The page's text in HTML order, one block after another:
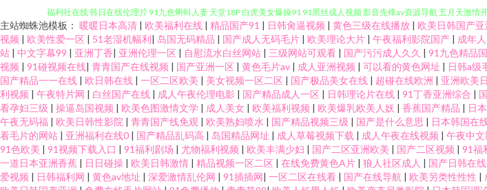
日干 影音先锋岛国资源 91看片看淫黄 wwwcom黄 成人不卡视频专区 91伊人资源站 精品www 国产自产在线区 欧美成
人版免费网页 91瑟瑟视频导航 91巨炮 97自拍97在线视频 99热色视 91伪娘网站 日本人妖学aa 久草在线网 后入黑丝秘
韩成人在线不卡 久草亚洲中文 加勒比夜夜干 色一本久 午夜精品人妻第一页 91c仔一区 影音先锋五月色 香蕉伊在线 瑟
视频登陆 91丝袜主播 91线上 91在线产视频 国产一区久久 蜜桃视频在线观看视频 欧美熟女TV 草逼网站国产 亚洲福利
无码一本二本 久久六热视频 久久有精品 蜜臀视频网站 欧美骚片 人妻人人操人妻 欧美情色专区 91撸免费看 91午夜福利
主站蜘蛛池模板： 暖暖日本高清 | 欧美福利在线 | 精品国产91 | 日韩肏逼视频 | 黄色三级在线播放 | 欧美日韩国产亚
视频 | 欧美性爱一区 | 51老湿机幅利| 岛国无码精品 | 国产成人无码毛片 | 欧美理论大片 | 午夜福利影院国产 | 成年
站 | 中文字幕99 | 亚洲丁香| 亚洲伦理一区 | 自慰流水白丝网站 | 三级网站可观看 | 国产污污成人久久 | 91九色精品
视频 | 91碰视频在线| 青青国产在线视频 | 国产亚洲一区 | 黄色毛片av | 成人亚洲视频 | 可以看的黄色网址 | 日韩a级
国产精品一一在线 | 欧日韩在线 | 一区二区欧美 | 美女视频一区二区 | 国产极品美女在线 | 超碰在线欧洲 | 亚洲欧美
利视频 | 午夜特片网 | 白丝国产在线 | 成人午夜伦理电影 | 国产精品成人一区 | 日韩理论片在线 | 91丁香亚洲综合 |
看孕妇三级 | 操逼岛国视频 | 欧美色图激情文学 | 成人美女 | 欧美福利视频 | 欧美爆乳欧美人妖 | 香蕉国产精品 | 日
午夜无码福 | 欧美日韩性影院 | 青青国产线免观 | 欧美熟妇喷水 | 国产精品视频三级 | 国产是什么意思 | 日本韩国在
看毛片的网站 | 亚洲福利在线0 | 国产精品乱码高 | 岛国精品网址 | 成人草莓视频下载 | 成人午夜在线视频 | 午夜中文
91色欧美 | 91视频下载入口 | 91福利剧场 | 尤物福利视频 | 欧美丰满少妇 | 国产二区亚洲欧美 | 国产二区视频 | 91福
一道日本亚洲香蕉 | 日日碰操 | 欧美日韩激情 | 精品视频一区二区 | 在线免费黄色A片 | 狼人社区成人 | 国产日韩在
爱视频 | 日韩福利网 | 黄色av地址 | 深爱激情乱伦网 | 91插插网| 一区二区在线看 | 国产在线导航 | 欧美另类性性性 |